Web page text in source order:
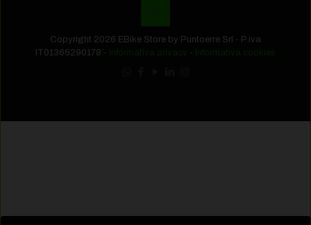
Copyright 2026 EBike Store by Puntoerre Srl - P.iva
IT01365290178 - Informativa privacy - Informativa cookies